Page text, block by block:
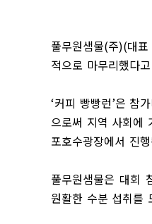
풀무원샘물(주)(대
적으로 마무리했다
‘커피 빵빵런’은 참
으로써 지역 사회에
포호수광장에서 진
풀무원샘물은 대회
원활한 수분 섭취를